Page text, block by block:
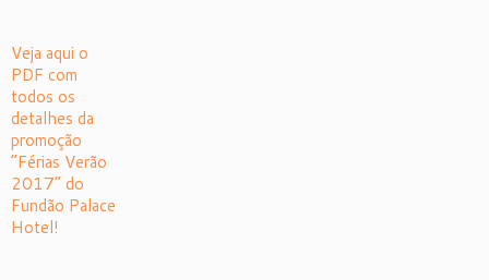
Veja aqui o
PDF com
todos os
detalhes da
promoção
“Férias Verão
2017” do
Fundão Palace
Hotel!